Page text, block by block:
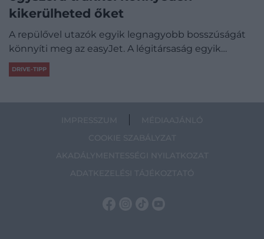
kikerülheted őket
A repülővel utazók egyik legnagyobb bosszúságát
könnyíti meg az easyJet. A légitársaság egyik…
DRIVE-TIPP